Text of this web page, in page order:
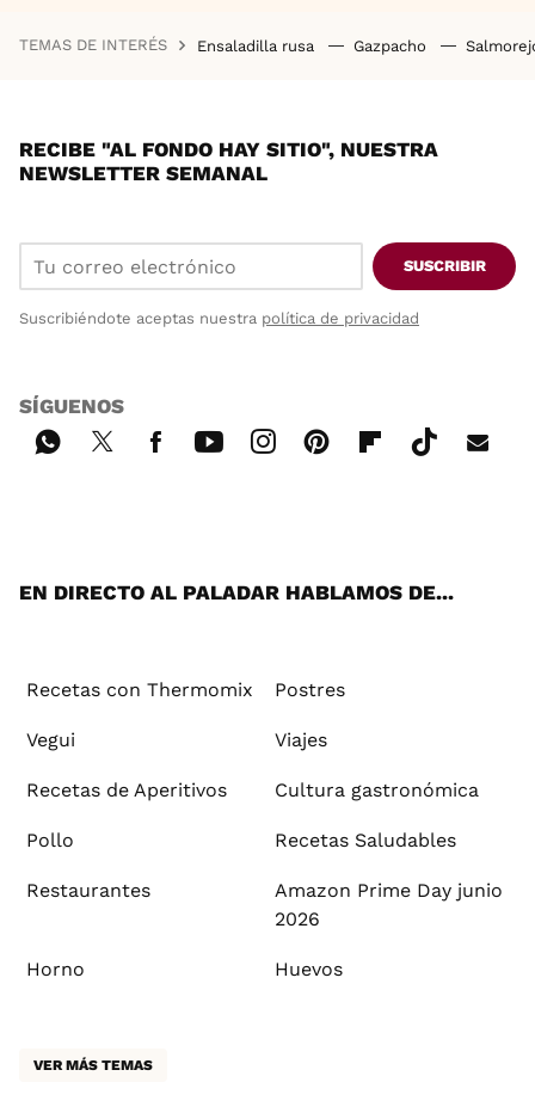
TEMAS DE INTERÉS Ensaladilla rusa Gazpacho
RECIBE "AL FONDO HAY SITIO", NUESTRA
NEWSLETTER SEMANAL
SUSCRIBIR
Suscribiéndote aceptas nuestra política de privacidad
SÍGUENOS
EN DIRECTO AL PALADAR HABLAMOS DE...
Recetas con Thermomix Postres
Vegui Viajes
Recetas de Aperitivos Cultura gastronómica
Pollo Recetas Saludables
Restaurantes
Amazon Prime Day junio
2026
Horno Huevos
VER MÁS TEMAS